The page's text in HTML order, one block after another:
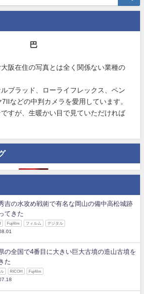
巴
阪在住の写真とは全く関係ない業種の
ブラッド、ローライフレックス、ペン
などの中判カメラを愛用しています。
すが、生暖かい目で見ていただければ
吉の水攻め戦術で有名な岡山の備中高松城跡
てきた
Fujifilm フィルム デジタル
の全国で4番目に大きい巨大古墳の造山古墳を
た
RICOH Fujifilm